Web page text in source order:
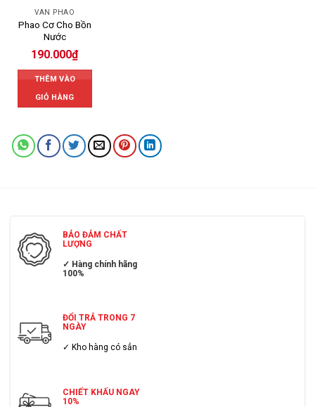
VAN PHAO
Phao Cơ Cho Bồn
Nước
190.000₫
THÊM VÀO
GIỎ HÀNG
BẢO ĐẢM CHẤT
LƯỢNG
✓ Hàng chính hãng
100%
ĐỔI TRẢ TRONG 7
NGÀY
✓ Kho hàng có sẳn
CHIẾT KHẤU NGAY
10%